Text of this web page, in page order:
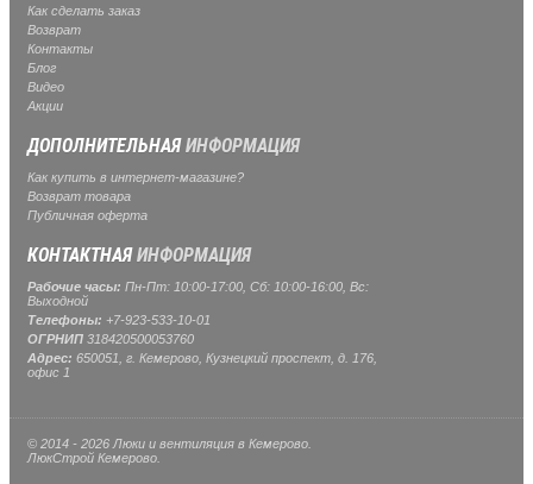
Как сделать заказ
Возврат
Контакты
Блог
Видео
Акции
ДОПОЛНИТЕЛЬНАЯИНФОРМАЦИЯ
Как купить в интернет-магазине?
Возврат товара
Публичная оферта
КОНТАКТНАЯИНФОРМАЦИЯ
Рабочие часы: Пн-Пт: 10:00-17:00, Сб: 10:00-16:00, Вс:
Выходной
Телефоны: +7-923-533-10-01
ОГРНИП 318420500053760
Адрес: 650051, г. Кемерово, Кузнецкий проспект, д. 176,
офис 1
© 2014 - 2026 Люки и вентиляция в Кемерово.
ЛюкСтрой Кемерово.